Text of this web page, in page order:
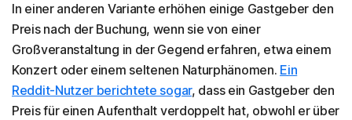
In einer anderen Variante erhöhen einige Gastgeber den
Preis nach der Buchung, wenn sie von einer
Großveranstaltung in der Gegend erfahren, etwa einem
Konzert oder einem seltenen Naturphänomen. Ein
Reddit-Nutzer berichtete sogar, dass ein Gastgeber den
Preis für einen Aufenthalt verdoppelt hat, obwohl er über